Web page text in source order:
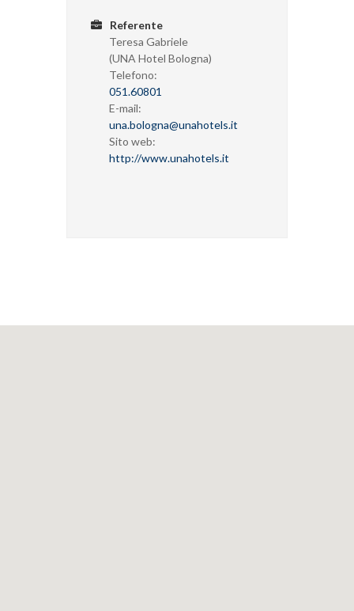
Referente
Teresa Gabriele
(UNA Hotel Bologna)
Telefono:
051.60801
E-mail:
una.bologna@unahotels.it
Sito web:
http://www.unahotels.it